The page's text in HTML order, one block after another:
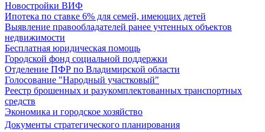
Новостройки ВИФ
Ипотека по ставке 6% для семей, имеющих детей
Выявление правообладателей ранее учтенных объектов
недвижимости
Бесплатная юридическая помощь
Городской фонд социальной поддержки
Отделение ПФР по Владимирской области
Голосование "Народный участковый"
Реестр брошенных и разукомплектованных транспортных
средств
Экономика и городское хозяйство
Документы стратегического планирования